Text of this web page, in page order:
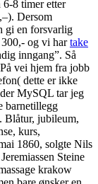
6-8 timer etter
Dersom
gi en forsvarlig
og vi hartake
inngang”. Så
vei hjem fra jobb
dette er ikke
MySQL tar jeg
barnetillegg
Blåtur, jubileum,
kurs,
1860, solgte Nils
Steine
krakow